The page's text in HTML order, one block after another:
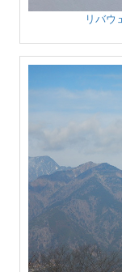
リバウ